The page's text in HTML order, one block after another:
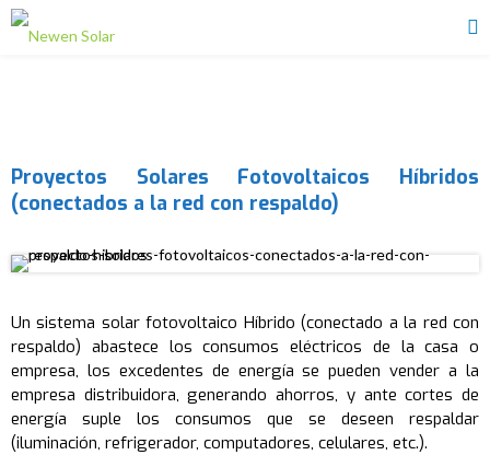
Proyectos Solares Fotovoltaicos Híbridos
(conectados a la red con respaldo)
Un sistema solar fotovoltaico Híbrido (conectado a la red con
respaldo) abastece los consumos eléctricos de la casa o
empresa, los excedentes de energía se pueden vender a la
empresa distribuidora, generando ahorros, y ante cortes de
energía suple los consumos que se deseen respaldar
(iluminación, refrigerador, computadores, celulares, etc.).